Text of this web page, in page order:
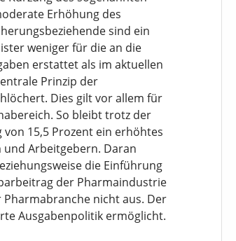
Erhöhung des
sind ein
weniger für die an die
erstattet als im aktuellen
Prinzip der
Dies gilt vor allem für
So bleibt trotz der
15,5 Prozent ein erhöhtes
und Arbeitgebern. Daran
die Einführung
der Pharmaindustrie
nicht aus. Der
Ausgabenpolitik ermöglicht.